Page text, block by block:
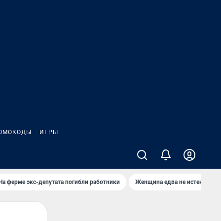
ИГРЫ
ферме экс-депутата погибли работники Женщина едва не истекла